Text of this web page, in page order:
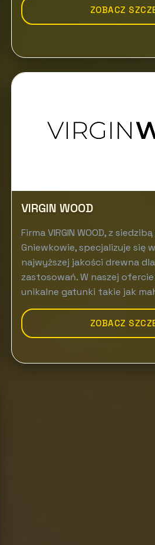
ZOBACZ
VIRGIN WOOD
Firma VIRGIN WOOD, z
Gniewkowie, specjalizuje się
najwyższej jakości drewna
zastosowań. W naszej
unikalne gatunki takie jak
ZOBACZ